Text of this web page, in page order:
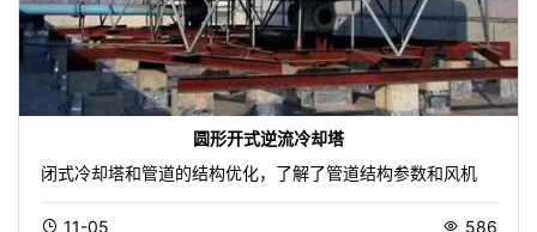
圆形开式逆流冷却塔
闭式冷却塔和管道的结构优化，了解了管道结构参数和风机
11-05 586